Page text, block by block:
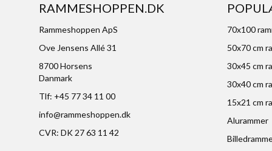
RAMMESHOPPEN.DK
Rammeshoppen ApS
Ove Jensens Allé 31
8700 Horsens
Danmark
Tlf: +45 77 34 11 00
info@rammeshoppen.dk
CVR: DK 27 63 11 42
70x100
50x70 cm
30x45 cm
30x40 cm
15x21 cm
Alurammer